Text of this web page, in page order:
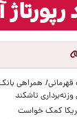
قهرمانی/ همراهی
تاشکند
کمک خواست